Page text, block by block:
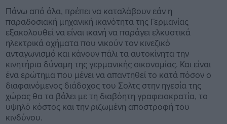
Πάνω από όλα, πρέπει να καταλάβουν εάν η
παραδοσιακή μηχανική ικανότητα της Γερμανίας
εξακολουθεί να είναι ικανή να παράγει ελκυστικά
ηλεκτρικά οχήματα που νικούν τον κινεζικό
ανταγωνισμό και κάνουν πάλι τα αυτοκίνητα την
κινητήρια δύναμη της γερμανικής οικονομίας. Και είναι
ένα ερώτημα που μένει να απαντηθεί το κατά πόσον ο
διαφαινόμενος διάδοχος του Σολτς στην ηγεσία της
χώρας θα τα βάλει με τη διαβόητη γραφειοκρατία, το
υψηλό κόστος και την ριζωμένη αποστροφή του
κινδύνου.